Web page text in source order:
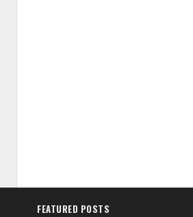
FEATURED POSTS